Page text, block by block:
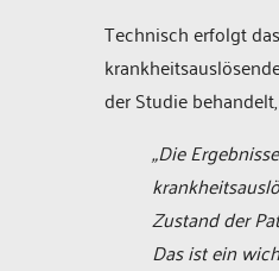
Technisch erfolgt
der Studie
„Die
Zustand der
Das ist ein